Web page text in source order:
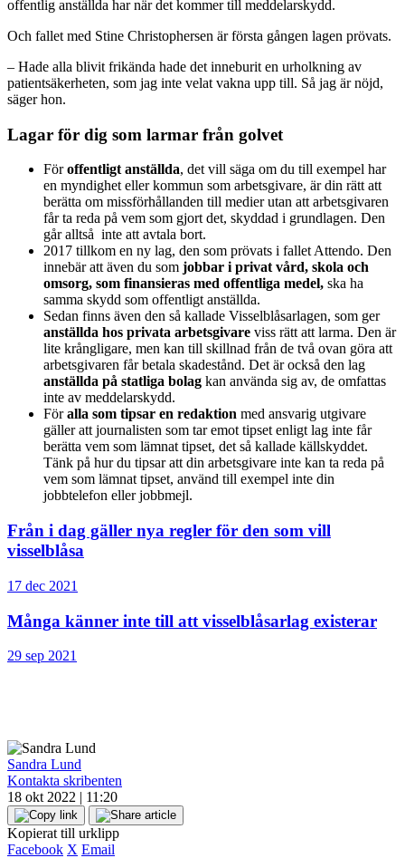
offentlig anställda har när det kommer till meddelarskydd.
Och fallet med Stine Christophersen är första gången lagen prövats.
– Hade alla blivit frikända hade det inneburit en urholkning av
patientsäkerheten, som jag inte velat vakna upp till. Så jag är nöjd,
säger hon.
Lagar för dig som larmar från golvet
Föroffentligt anställda, det vill säga om du till exempel har
en myndighet eller kommun som arbetsgivare, är din rätt att
berätta om missförhållanden till medier utan att arbetsgivaren
får ta reda på vem som gjort det, skyddad i grundlagen. Den
går alltså inte att avtala bort.
2017 tillkom en ny lag, den som prövats i fallet Attendo. Den
innebär att även du som jobbar i privat vård, skola och
omsorg, som finansieras med offentliga medel, ska ha
samma skydd som offentligt anställda.
Sedan finns även den så kallade Visselblåsarlagen, som ger
anställda hos privata arbetsgivare viss rätt att larma. Den är
lite krångligare, men kan till skillnad från de två ovan göra att
arbetsgivaren får betala skadestånd. Det är också den lag
anställda på statliga bolag kan använda sig av, de omfattas
inte av meddelarskydd.
Föralla som tipsar en redaktion med ansvarig utgivare
gäller att journalisten som tar emot tipset enligt lag inte får
berätta vem som lämnat tipset, det så kallade källskyddet.
Tänk på hur du tipsar att din arbetsgivare inte kan ta reda på
vem som lämnat tipset, använd till exempel inte din
jobbtelefon eller jobbmejl.
Från i dag gäller nya regler för den som vill
visselblåsa
17 dec 2021
Många känner inte till att visselblåsarlag existerar
29 sep 2021
Sandra Lund
Kontakta skribenten
18 okt 2022 | 11:20
Kopierat till urklipp
Facebook X Email